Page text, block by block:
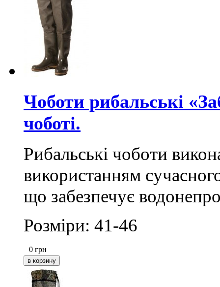
Чоботи рибальські
чоботі.
Рибальські чоботи
використанням
що забезпечує
Розміри: 41-46
0 грн